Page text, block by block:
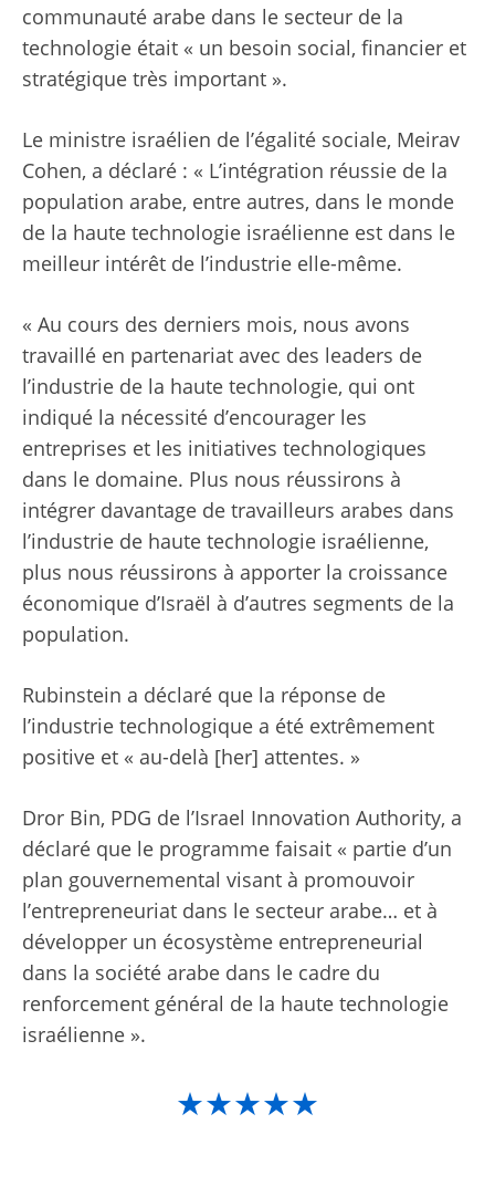
communauté arabe dans le secteur de la
technologie était « un besoin social, financier et
stratégique très important ».
Le ministre israélien de l’égalité sociale, Meirav
Cohen, a déclaré : « L’intégration réussie de la
population arabe, entre autres, dans le monde
de la haute technologie israélienne est dans le
meilleur intérêt de l’industrie elle-même.
« Au cours des derniers mois, nous avons
travaillé en partenariat avec des leaders de
l’industrie de la haute technologie, qui ont
indiqué la nécessité d’encourager les
entreprises et les initiatives technologiques
dans le domaine. Plus nous réussirons à
intégrer davantage de travailleurs arabes dans
l’industrie de haute technologie israélienne,
plus nous réussirons à apporter la croissance
économique d’Israël à d’autres segments de la
population.
Rubinstein a déclaré que la réponse de
l’industrie technologique a été extrêmement
positive et « au-delà [her] attentes. »
Dror Bin, PDG de l’Israel Innovation Authority, a
déclaré que le programme faisait « partie d’un
plan gouvernemental visant à promouvoir
l’entrepreneuriat dans le secteur arabe… et à
développer un écosystème entrepreneurial
dans la société arabe dans le cadre du
renforcement général de la haute technologie
israélienne ».
★★★★★